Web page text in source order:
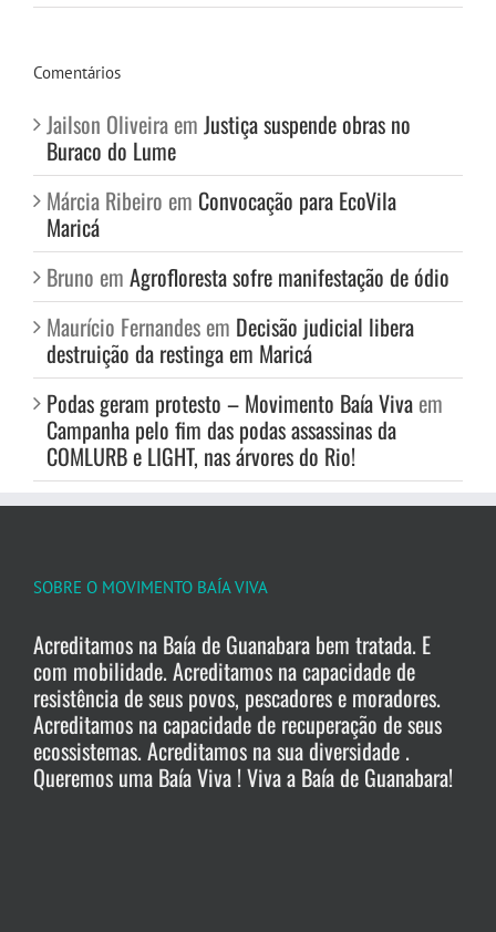
Comentários
Jailson Oliveira em Justiça suspende obras no
Buraco do Lume
Márcia Ribeiro em Convocação para EcoVila
Maricá
Bruno em Agrofloresta sofre manifestação de ódio
Maurício Fernandes em Decisão judicial libera
destruição da restinga em Maricá
Podas geram protesto – Movimento Baía Viva em
Campanha pelo fim das podas assassinas da
COMLURB e LIGHT, nas árvores do Rio!
SOBRE O MOVIMENTO BAÍA VIVA
Acreditamos na Baía de Guanabara bem tratada. E
com mobilidade. Acreditamos na capacidade de
resistência de seus povos, pescadores e moradores.
Acreditamos na capacidade de recuperação de seus
ecossistemas. Acreditamos na sua diversidade .
Queremos uma Baía Viva ! Viva a Baía de Guanabara!